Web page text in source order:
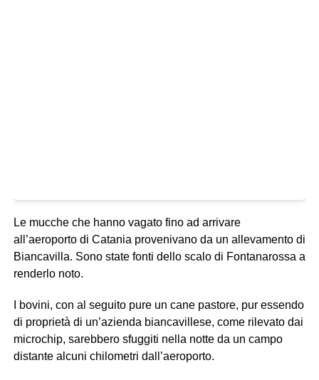
Le mucche che hanno vagato fino ad arrivare
all’aeroporto di Catania provenivano da un allevamento di
Biancavilla. Sono state fonti dello scalo di Fontanarossa a
renderlo noto.
I bovini, con al seguito pure un cane pastore, pur essendo
di proprietà di un’azienda biancavillese, come rilevato dai
microchip, sarebbero sfuggiti nella notte da un campo
distante alcuni chilometri dall’aeroporto.